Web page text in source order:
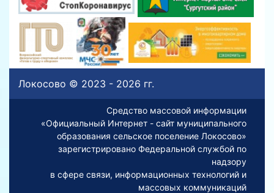
Локосово © 2023 - 2026 гг.
Средство массовой информации
«Официальный Интернет - сайт муниципального
образования сельское поселение Локосово»
зарегистрировано Федеральной службой по
надзору
в сфере связи, информационных технологий и
массовых коммуникаций